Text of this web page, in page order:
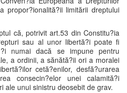
propor?ionalită?ii limitării dreptului
că, potrivit art.53 din Constitu?ia
sau al unor libertă?i poate fi
numai dacă se impune pentru
a ordinii, a sănătă?ii ori a moralei
cetă?enilor, desfă?urarea
consecin?elor unei calamită?i
ale unui sinistru deosebit de grav.